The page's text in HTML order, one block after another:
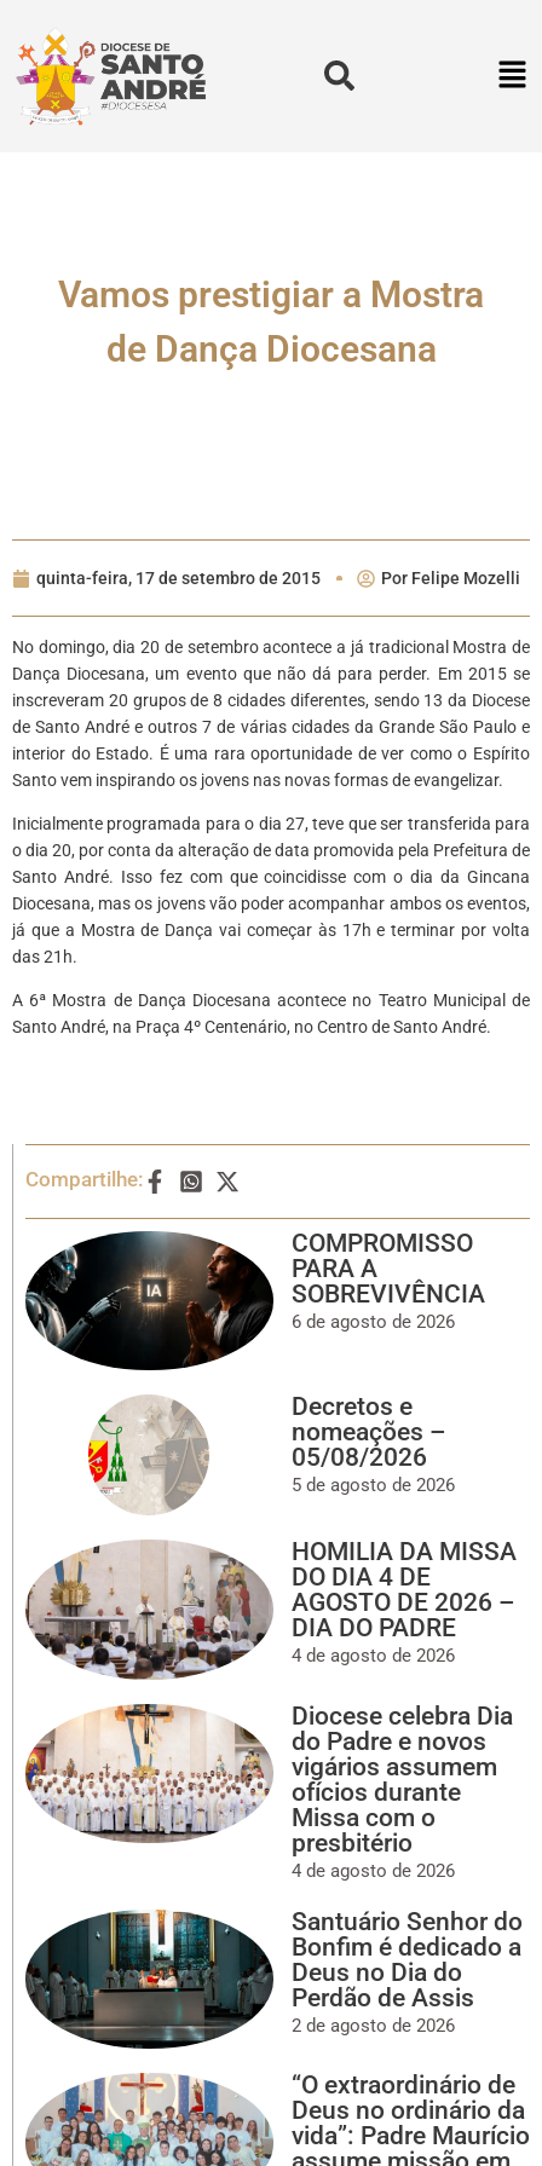
Vamos prestigiar a Mostra
de Dança Diocesana
quinta-feira, 17 de setembro de 2015 Por Felipe Mozelli
No domingo, dia 20 de setembro acontece a já tradicional Mostra de
Dança Diocesana, um evento que não dá para perder. Em 2015 se
inscreveram 20 grupos de 8 cidades diferentes, sendo 13 da Diocese
de Santo André e outros 7 de várias cidades da Grande São Paulo e
interior do Estado. É uma rara oportunidade de ver como o Espírito
Santo vem inspirando os jovens nas novas formas de evangelizar.
Inicialmente programada para o dia 27, teve que ser transferida para
o dia 20, por conta da alteração de data promovida pela Prefeitura de
Santo André. Isso fez com que coincidisse com o dia da Gincana
Diocesana, mas os jovens vão poder acompanhar ambos os eventos,
já que a Mostra de Dança vai começar às 17h e terminar por volta
das 21h.
A 6ª Mostra de Dança Diocesana acontece no Teatro Municipal de
Santo André, na Praça 4º Centenário, no Centro de Santo André.
Compartilhe:
COMPROMISSO
PARA A
SOBREVIVÊNCIA
6 de agosto de 2026
Decretos e
nomeações –
05/08/2026
5 de agosto de 2026
HOMILIA DA MISSA
DO DIA 4 DE
AGOSTO DE 2026 –
DIA DO PADRE
4 de agosto de 2026
Diocese celebra Dia
do Padre e novos
vigários assumem
ofícios durante
Missa com o
presbitério
4 de agosto de 2026
Santuário Senhor do
Bonfim é dedicado a
Deus no Dia do
Perdão de Assis
2 de agosto de 2026
“O extraordinário de
Deus no ordinário da
vida”: Padre Maurício